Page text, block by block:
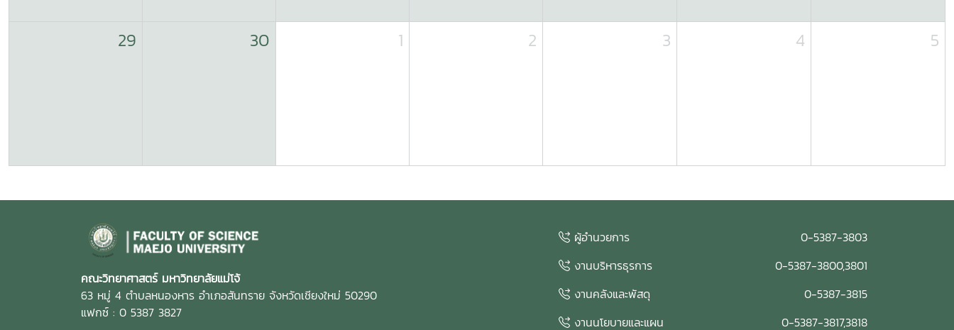
29 30 1 2 3 4 5
คณะวิทยาศาสตร์ มหาวิทยาลัยแม่โจ้
63 หมู่ 4 ตำบลหนองหาร อำเภอสันทราย จังหวัดเชียงใหม่ 50290
แฟกซ์ : 0 5387 3827
ผู้อำนวยการ
0-5387-3803
งานบริหารธุรการ
0-5387-3800,3801
งานคลังและพัสดุ
0-5387-3815
งานนโยบายและแผน
0-5387-3817,3818